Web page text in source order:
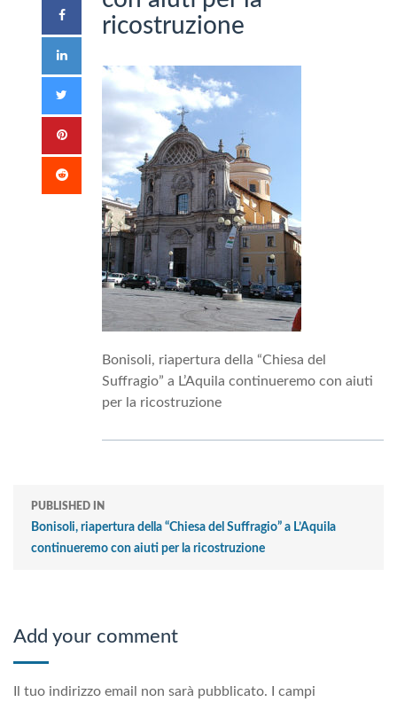
ricostruzione
Bonisoli, riapertura della “Chiesa del
Suffragio” a L’Aquila continueremo con aiuti
per la ricostruzione
PUBLISHED IN
Bonisoli, riapertura della “Chiesa del Suffragio” a L’Aquila
continueremo con aiuti per la ricostruzione
Add your comment
Il tuo indirizzo email non sarà pubblicato. I campi